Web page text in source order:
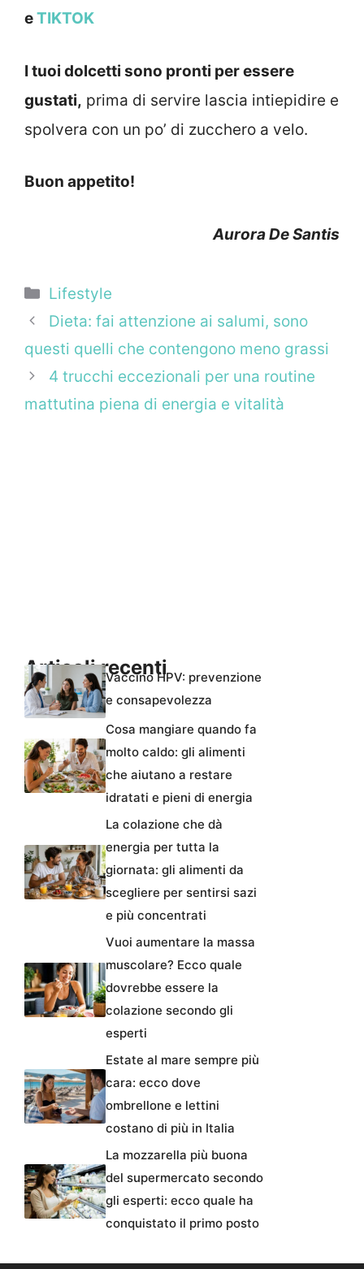
eTIKTOK
I tuoi dolcetti sono pronti per essere
gustati, prima di servire lascia intiepidire e
spolvera con un po’ di zucchero a velo.
Buon appetito!
Aurora De Santis
Categorie
Lifestyle
Dieta: fai attenzione ai salumi, sono
questi quelli che contengono meno grassi
4 trucchi eccezionali per una routine
mattutina piena di energia e vitalità
Articoli recentiVaccino HPV: prevenzione
e consapevolezza
Cosa mangiare quando fa
molto caldo: gli alimenti
che aiutano a restare
idratati e pieni di energia
La colazione che dà
energia per tutta la
giornata: gli alimenti da
scegliere per sentirsi sazi
e più concentrati
Vuoi aumentare la massa
muscolare? Ecco quale
dovrebbe essere la
colazione secondo gli
esperti
Estate al mare sempre più
cara: ecco dove
ombrellone e lettini
costano di più in Italia
La mozzarella più buona
del supermercato secondo
gli esperti: ecco quale ha
conquistato il primo posto